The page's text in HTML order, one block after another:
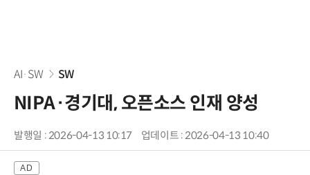
AI·SW SW
NIPA·경기대, 오픈소스 인재 양성
발행일 : 2026-04-13 10:17 업데이트 : 2026-04-13 10:40